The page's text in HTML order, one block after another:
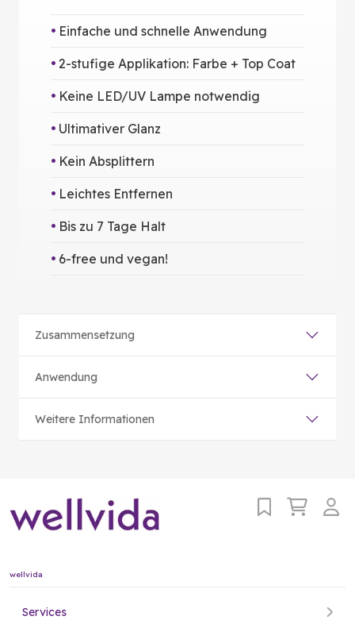
Einfache und schnelle Anwendung
2-stufige Applikation: Farbe + Top Coat
Keine LED/UV Lampe notwendig
Ultimativer Glanz
Kein Absplittern
Leichtes Entfernen
Bis zu 7 Tage Halt
6-free und vegan!
Zusammensetzung
Anwendung
Weitere Informationen
wellvida
Services